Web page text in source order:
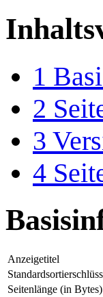
1
2
3
4
Anzeigetitel
Seitenlänge (in Bytes)